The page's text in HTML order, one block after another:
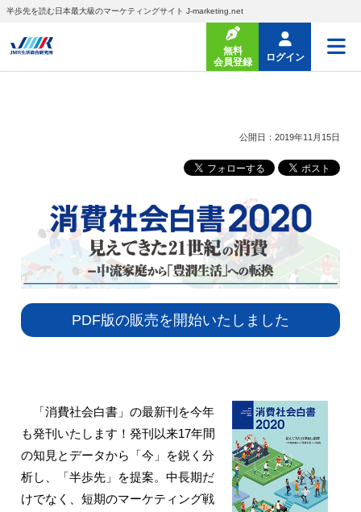
半歩先を読む日本最大級のマーケティングサイト J-marketing.net
無料
会員登録
ログイン
公開日：2019年11月15日
PDF版の販売を開始いたしました
「消費社会白書」の最新刊を今年
も発刊いたします！発刊以来17年間
の知見とデータから「今」を鋭く分
析し、「半歩先」を提案。中長期だ
けでなく、短期のマーケティング戦